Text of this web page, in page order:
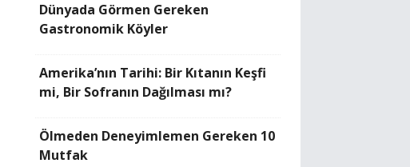
Dünyada Görmen Gereken
Gastronomik Köyler
Amerika’nın Tarihi: Bir Kıtanın Keşfi
mi, Bir Sofranın Dağılması mı?
Ölmeden Deneyimlemen Gereken 10
Mutfak